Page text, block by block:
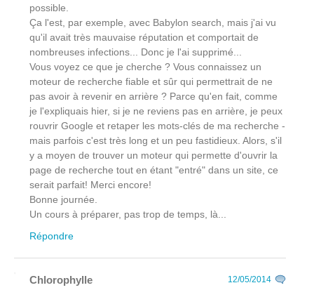
possible.
Ça l'est, par exemple, avec Babylon search, mais j'ai vu
qu'il avait très mauvaise réputation et comportait de
nombreuses infections... Donc je l'ai supprimé...
Vous voyez ce que je cherche ? Vous connaissez un
moteur de recherche fiable et sûr qui permettrait de ne
pas avoir à revenir en arrière ? Parce qu'en fait, comme
je l'expliquais hier, si je ne reviens pas en arrière, je peux
rouvrir Google et retaper les mots-clés de ma recherche -
mais parfois c'est très long et un peu fastidieux. Alors, s'il
y a moyen de trouver un moteur qui permette d'ouvrir la
page de recherche tout en étant "entré" dans un site, ce
serait parfait! Merci encore!
Bonne journée.
Un cours à préparer, pas trop de temps, là...
Répondre
Chlorophylle 12/05/2014